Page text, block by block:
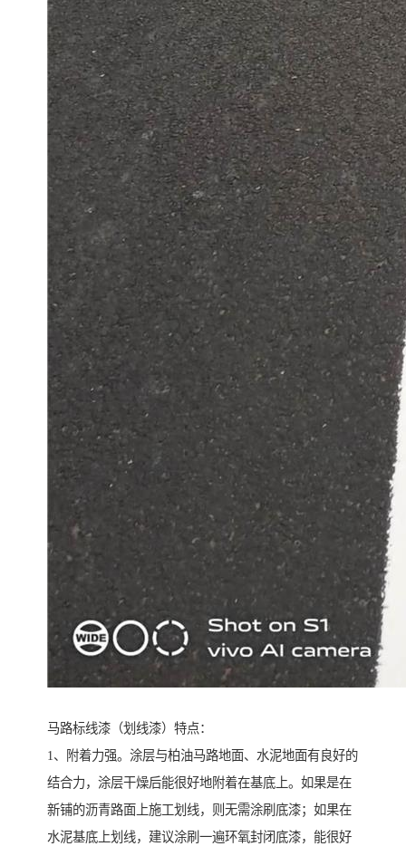
马路标线漆（划线漆）特点：
1、附着力强。涂层与柏油马路地面、水泥地面有良好的
结合力，涂层干燥后能很好地附着在基底上。如果是在
新铺的沥青路面上施工划线，则无需涂刷底漆；如果在
水泥基底上划线，建议涂刷一遍环氧封闭底漆，能很好